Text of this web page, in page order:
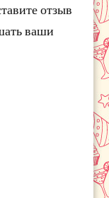
отзыв
ваши